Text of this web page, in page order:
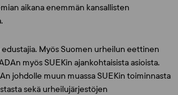
aikana enemmän kansallisten
Myös Suomen urheilun eettinen
myös SUEKin ajankohtaisista asioista.
johdolle muun muassa SUEKin toiminnasta
sekä urheilujärjestöjen